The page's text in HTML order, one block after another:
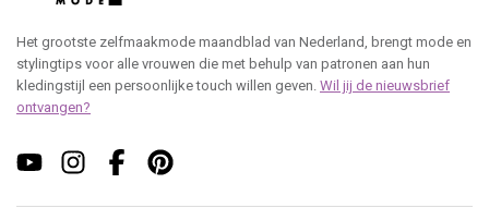
Het grootste zelfmaakmode maandblad van Nederland, brengt mode en
stylingtips voor alle vrouwen die met behulp van patronen aan hun
kledingstijl een persoonlijke touch willen geven. Wil jij de nieuwsbrief
ontvangen?